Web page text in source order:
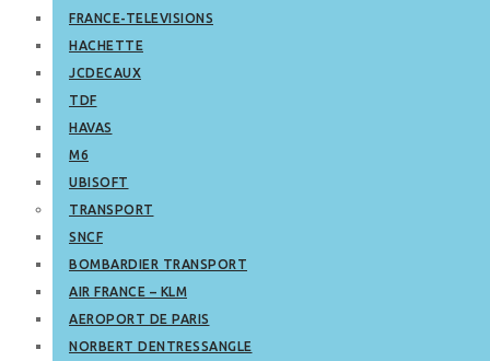
FRANCE-TELEVISIONS
HACHETTE
JCDECAUX
TDF
HAVAS
M6
UBISOFT
TRANSPORT
SNCF
BOMBARDIER TRANSPORT
AIR FRANCE – KLM
AEROPORT DE PARIS
NORBERT DENTRESSANGLE